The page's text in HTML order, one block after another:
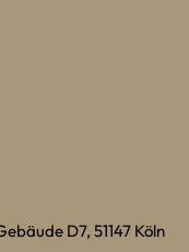
D7, 51147 Köln